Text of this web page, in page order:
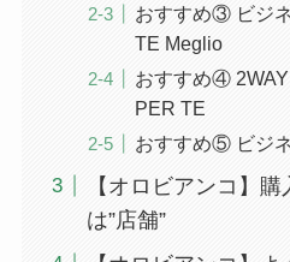
おすすめ③ ビジ
TE Meglio
おすすめ④
PER TE
おすすめ⑤ ビジ
【オロビアンコ】購
は”店舗”